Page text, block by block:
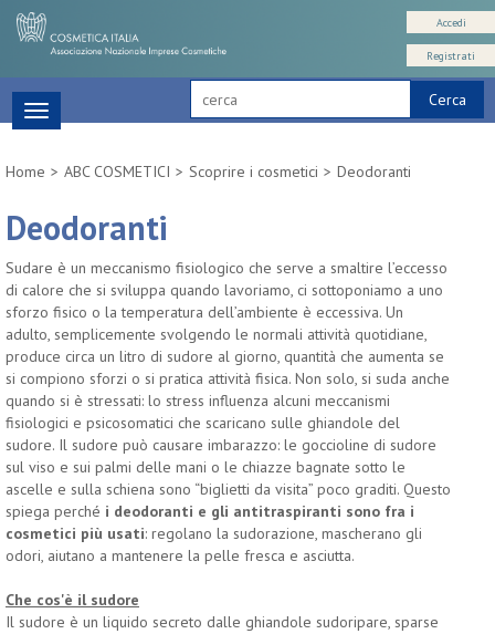
Cerca
Accedi
Registrati
Toggle
navigation
Home
ABC COSMETICI Scoprire i cosmetici Deodoranti
Deodoranti
Sudare è un meccanismo fisiologico che serve a smaltire l’eccesso
di calore che si sviluppa quando lavoriamo, ci sottoponiamo a uno
sforzo fisico o la temperatura dell’ambiente è eccessiva. Un
adulto, semplicemente svolgendo le normali attività quotidiane,
produce circa un litro di sudore al giorno, quantità che aumenta se
si compiono sforzi o si pratica attività fisica. Non solo, si suda anche
quando si è stressati: lo stress influenza alcuni meccanismi
fisiologici e psicosomatici che scaricano sulle ghiandole del
sudore. Il sudore può causare imbarazzo: le goccioline di sudore
sul viso e sui palmi delle mani o le chiazze bagnate sotto le
ascelle e sulla schiena sono “biglietti da visita” poco graditi. Questo
spiega perché i deodoranti e gli antitraspiranti sono fra i
cosmetici più usati: regolano la sudorazione, mascherano gli
odori, aiutano a mantenere la pelle fresca e asciutta.
Che cos'è il sudore
Il sudore è un liquido secreto dalle ghiandole sudoripare, sparse